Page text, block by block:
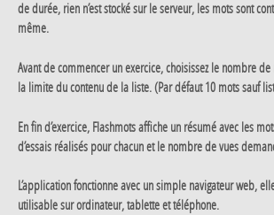
de durée, rien n’est stocké sur le serveur, les mots sont
même.
Avant de commencer un exercice, choisissez le nombre
la limite du contenu de la liste. (Par défaut 10 mots sauf
En fin d’exercice, Flashmots affiche un résumé avec les
d’essais réalisés pour chacun et le nombre de vues
L’application fonctionne avec un simple navigateur web,
utilisable sur ordinateur, tablette et téléphone.